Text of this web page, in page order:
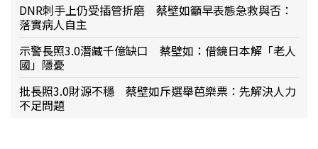
DNR刺手上仍受插管折磨 蔡壁如籲早表態急救與否：
落實病人自主
示警長照3.0潛藏千億缺口 蔡壁如：借鏡日本解「老人
國」隱憂
批長照3.0財源不穩 蔡壁如斥選舉芭樂票：先解決人力
不足問題